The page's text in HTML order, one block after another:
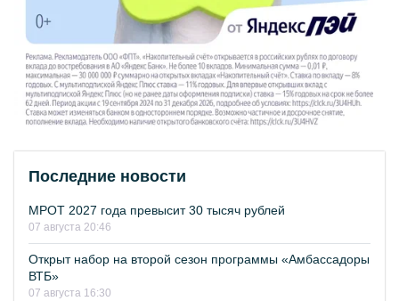
Последние новости
МРОТ 2027 года превысит 30 тысяч рублей
07 августа 20:46
Открыт набор на второй сезон программы «Амбассадоры
ВТБ»
07 августа 16:30